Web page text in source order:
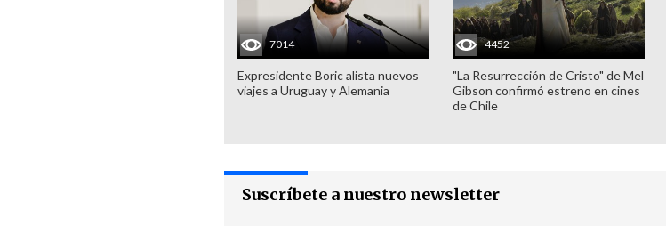
7014
Expresidente Boric alista nuevos
viajes a Uruguay y Alemania
4452
"La Resurrección de Cristo" de Mel
Gibson confirmó estreno en cines
de Chile
Suscríbete a nuestro newsletter